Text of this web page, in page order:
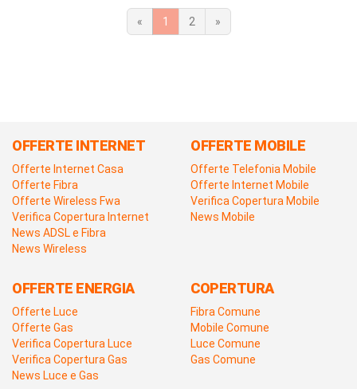
« 1 2 »
OFFERTE INTERNET
Offerte Internet Casa
Offerte Fibra
Offerte Wireless Fwa
Verifica Copertura Internet
News ADSL e Fibra
News Wireless
OFFERTE MOBILE
Offerte Telefonia Mobile
Offerte Internet Mobile
Verifica Copertura Mobile
News Mobile
OFFERTE ENERGIA
Offerte Luce
Offerte Gas
Verifica Copertura Luce
Verifica Copertura Gas
News Luce e Gas
COPERTURA
Fibra Comune
Mobile Comune
Luce Comune
Gas Comune